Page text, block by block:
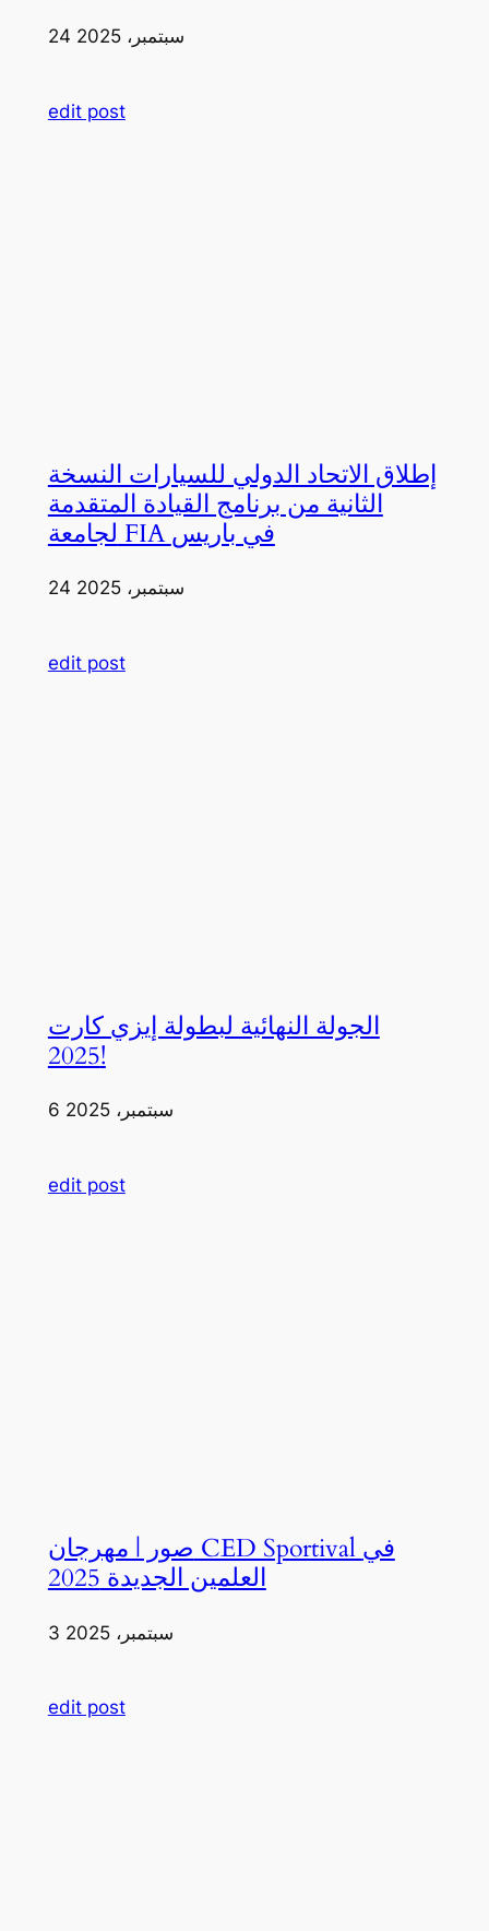
24 سبتمبر، 2025
edit post
إطلاق الاتحاد الدولي للسيارات النسخة
الثانية من برنامج القيادة المتقدمة
لجامعة FIA في باريس
24 سبتمبر، 2025
edit post
الجولة النهائية لبطولة إيزي كارت
2025!
6 سبتمبر، 2025
edit post
صور | مهرجان CED Sportival في
العلمين الجديدة 2025
3 سبتمبر، 2025
edit post